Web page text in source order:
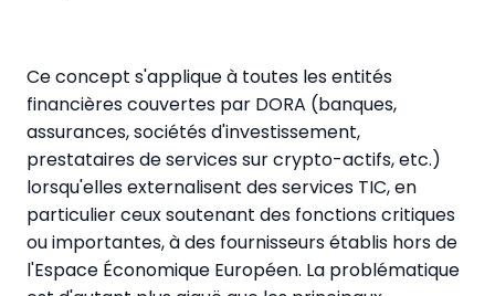
Ce concept s'applique à toutes les entités
financières couvertes par DORA (banques,
assurances, sociétés d'investissement,
prestataires de services sur crypto-actifs, etc.)
lorsqu'elles externalisent des services TIC, en
particulier ceux soutenant des fonctions critiques
ou importantes, à des fournisseurs établis hors de
l'Espace Économique Européen. La problématique